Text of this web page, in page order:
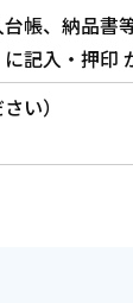
帳、納品書
記入・押印
い）